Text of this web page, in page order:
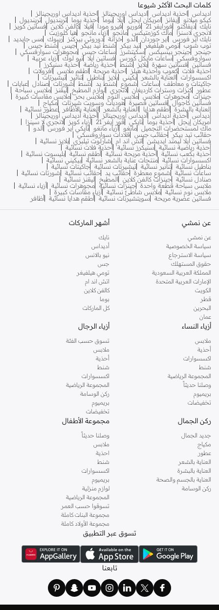
كلمات البحث الأكثر شيوعا
اديداس احذية اديداس اديداس اوريجينالز
احذية اديداس اوريجينالز
كيكو ميلانو
إيفانز امريكان ايجل ايلا بوما احذية بوما ترينديول ترينديول
نايك ديفاكتو فورايفر 21 فوريو فيرو مودا فيلا كالفن كلاين فساتين كويز
لانجري لاسنزا
ماك كوزمتيكس مانجو ازياء مانجو
هيا كلوزيت
نايك اير فورس
اير جوردان الدو خزانة دوروثي بيركنز ريبوك مس جايديد
توب شوب تومي هيلفيغر تيد بيكر شنط تيد بيكر جيس
شنط جيس
جينجر
جينجر بيسيكس سكيتشرز ساعات جيس مجوهرات سوارفسكي
سواروفسكي
ساعات مايكل كورس فساتين ايلا نيو لوك أزياء عربية
فساتين
فساتين سهرة بلايز شنط احذية رياضة
احذية سنيكرز
احذية فلات كعوب واحذية هيلز احذية مريحة اطقم ملابس
افرولات
اكسسوارات
العناية بالشعر بكيني بلايز بناطيل تنانير
تيشيرتات
جاكيتات و معاطف
ساعات شموع شنط يد شنط شورتات صنادل
عبايات
عطور
كنزات وسترات كارديغان لانجري لوازم المطبخ ليقنز
ملابس سباحة
جينزات مجوهرات ملابس ملابس النوم ملابس بحر ملابس مقاسات كبيرة
فساتين كاجوال
فساتين قصيرة هوديات وسويت شيرتات مكياج
العناية بالبشرة أطقم هدايا العناية بالشعر العناية بالأظافر
عطور نسائية
أديداس أحذية أديداس أديداس أوريجينالز
أحذية أديداس أوريجينالز
أمريكان إيجل أحذية بوما نايكي فور إيفر 21 أزياء كويز
لانجري لا سينزا
ماك لمستحضرات التجميل مانغو أزياء مانغو نايكي اير فورس ألدو
حقائب تيد بيكر
حقائب جيس
قلادات سواروفسكي
فساتين ايلا ليمتد ايديشن
اتش اند ام شارلوت تيلبري بلايز نسائية
أحذية رياضية نسائية
سنيكرز نسائية أحذية فلات نسائية
أحذية بكعب نسائية أحذية مريحة نسائية أطقم نسائية بليسوت نسائية
اكسسوارات نسائية منتجات عناية بالشعر نسائية بيكيني نسائية
بناطيل نسائية تنانير نسائية تيشيرتات نسائية جاكيتات نسائية
ساعات نسائية
شموع معطرة حقائب يد حقائب نسائية
شورتات نسائية
صنادل نسائية جينزات كالفن كلاين المطبخ
ليقنز نسائية
ملابس سباحة قطعة واحدة جينزات نسائية مجوهرات نسائية أزياء نسائية
ملابس نوم نسائية ملابس شاطئ نسائية أزياء مقاسات كبيرة
فساتين عصرية مريحة
سويتشيرتات نسائية أطقم هدايا نسائية أظافر
عن نمشي
عن نمشي
سياسة الخصوصية
سياسة الاسترجاع
حقوق المستهلك
المملكة العربية السعودية
الإمارات العربية المتحدة
الكويت
قطر
البحرين
عمان
أشهر الماركات
نايك
أديداس
نيو بالانس
جس
تومي هيلفيغر
اتش اند ام
كالفن كلاين
بوما
كل الماركات
أزياء النساء
ملابس
أحذية
اكسسوارات
شنط
المجموعة الرياضية
وصلنا حديثاً
بريميوم
تخفيضات
أزياء الرجال
تسوق حسب الفئة
ملابس
أحذية
شنط
اكسسوارات
المجموعة الرياضية
ركن الوسامة
بريميوم
تخفيضات
ركن الجمال
جديد الجمال
مكياج
عطور
العناية بالشعر
العناية بالبشرة
العناية بالجسم والصحة
ركن الوسامة
مجموعة الأطفال
وصلنا حديثاً
ملابس
احذية
شنط
اكسسوارات
بريميوم
لوازم منزلية
المجموعة الرياضية
تسوقوا حسب العمر
مجموعة البنات كاملة
مجموعة الأولاد كاملة
تسوق عبر التطبيق
تابعنا